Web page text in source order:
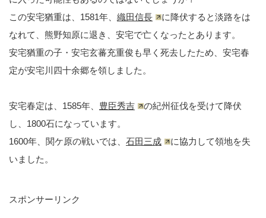
この安宅猶重は、1581年、 織田信長
に降伏すると淡路をは
なれて、熊野知原に退き、安宅で亡くなったとあります。
安宅猶重の子・安宅玄蕃充重俊も早く死去したため、安宅春
定が安宅川四十余郷を領しました。
安宅春定は、1585年、 豊臣秀吉
の紀州征伐を受けて降伏
し、1800石になっています。
1600年、関ケ原の戦いでは、 石田三成
に協力して領地を失
いました。
スポンサーリンク